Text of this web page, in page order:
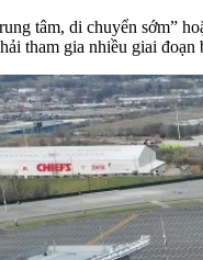
tâm, di chuyển sớm”
tham gia nhiều giai